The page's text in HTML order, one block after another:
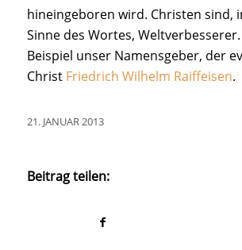
hineingeboren wird. Christen sind,
Sinne des Wortes, Weltverbesserer.
Beispiel unser Namensgeber, der
Christ Friedrich Wilhelm Raiffeisen.
21. JANUAR 2013
Beitrag teilen: